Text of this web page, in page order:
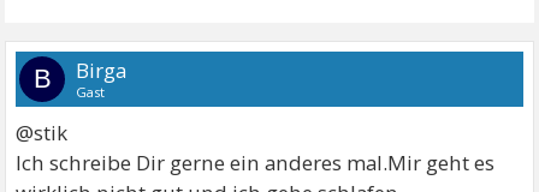
B Birga
Gast
@stik
Ich schreibe Dir gerne ein anderes mal.Mir geht es